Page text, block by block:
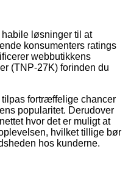
løsninger til at
konsumenters ratings
webbutikkens
(TNP-27K) forinden du
fortræffelige chancer
popularitet. Derudover
hvor det er muligt at
hvilket tillige bør
hos kunderne.